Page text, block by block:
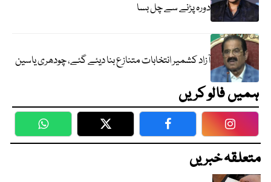
دورہ پڑنے سے چل بسا
آزاد کشمیر انتخابات متنازع بنا دیئے گئے، چودھری یاسین
ہمیں فالو کریں
WhatsApp Twitter Facebook
متعلقہ خبریں